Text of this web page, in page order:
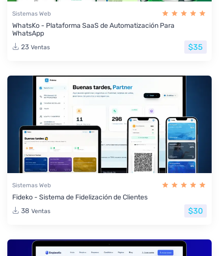
Sistemas Web
WhatsKo - Plataforma SaaS de Automatización Para
WhatsApp
23 Ventas $35
Sistemas Web
Fideko - Sistema de Fidelización de Clientes
38 Ventas $30